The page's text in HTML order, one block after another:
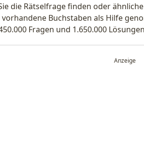
die Rätselfrage finden oder
Buchstaben als Hilfe
Fragen und 1.650.000